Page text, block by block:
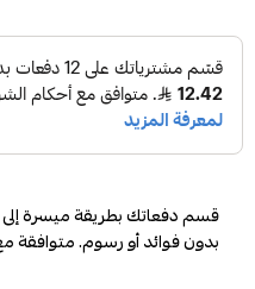
بدون فوائد أو رسوم. متوافقة